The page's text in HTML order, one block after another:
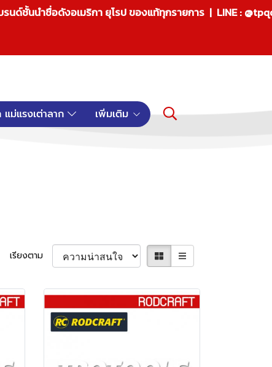
นด์ชั้นนำชื่อดังอเมริกา ยุโรป ของแท้ทุกรายการ | LINE :
ม่แรงเต่าลาก เพิ่มเติม
เรียงตาม